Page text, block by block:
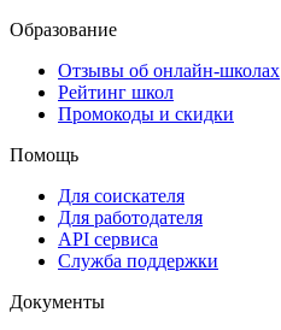
Образование
Отзывы об онлайн-школах
Рейтинг школ
Промокоды и скидки
Помощь
Для соискателя
Для работодателя
API сервиса
Служба поддержки
Документы